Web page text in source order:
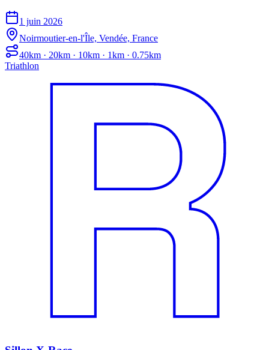
1 juin 2026
Noirmoutier-en-l'Île, Vendée, France
40km · 20km · 10km · 1km · 0.75km
Triathlon